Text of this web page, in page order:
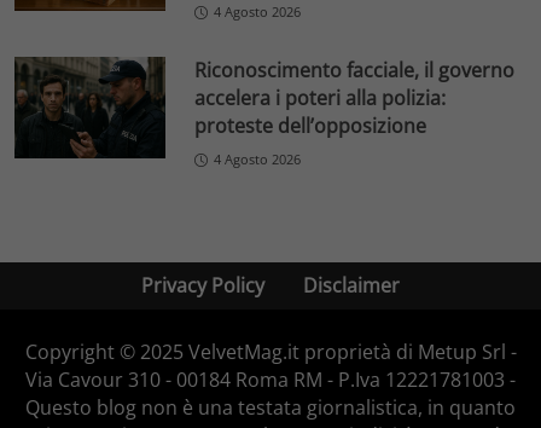
4 Agosto 2026
Riconoscimento facciale, il governo
accelera i poteri alla polizia:
proteste dell’opposizione
4 Agosto 2026
Privacy Policy Disclaimer
Copyright © 2025 VelvetMag.it proprietà di Metup Srl -
Via Cavour 310 - 00184 Roma RM - P.Iva 12221781003 -
Questo blog non è una testata giornalistica, in quanto